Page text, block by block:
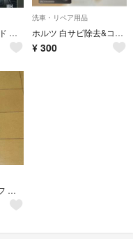
ホルツ コンパウンド ミニセット＆ スポンジ 2P
洗車・リペア用品
ホルツ 白サビ除去&コート専用
¥ 300
2本 ホルツ プラサフ グレー 300ml スプレー Holts MH11503